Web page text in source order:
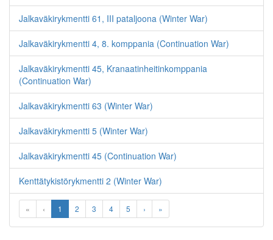
Jalkaväkirykmentti 61, III pataljoona (Winter War)
Jalkaväkirykmentti 4, 8. komppania (Continuation War)
Jalkaväkirykmentti 45, Kranaatinheitinkomppania
(Continuation War)
Jalkaväkirykmentti 63 (Winter War)
Jalkaväkirykmentti 5 (Winter War)
Jalkaväkirykmentti 45 (Continuation War)
Kenttätykistörykmentti 2 (Winter War)
« ‹ 1 2 3 4 5 › »